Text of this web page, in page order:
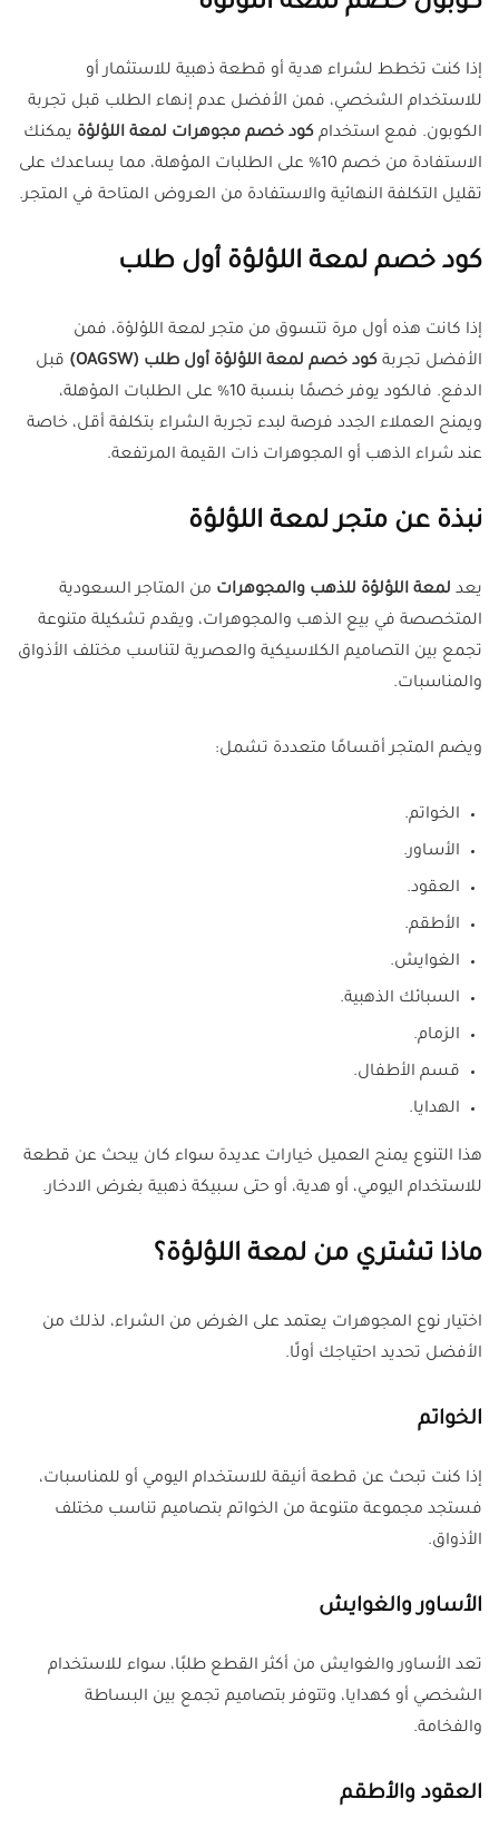
إذا كنت تخطط لشراء هدية أو قطعة ذهبية للاستثمار أو
للاستخدام الشخصي، فمن الأفضل عدم إنهاء الطلب قبل تجربة
الكوبون. فمع استخدام كود خصم مجوهرات لمعة اللؤلؤة يمكنك
الاستفادة من خصم 10% على الطلبات المؤهلة، مما يساعدك على
تقليل التكلفة النهائية والاستفادة من العروض المتاحة في المتجر.
كود خصم لمعة اللؤلؤة أول طلب
إذا كانت هذه أول مرة تتسوق من متجر لمعة اللؤلؤة، فمن
الأفضل تجربة كود خصم لمعة اللؤلؤة أول طلب (OAGSW)
قبل
الدفع. فالكود يوفر خصمًا بنسبة 10% على الطلبات المؤهلة،
ويمنح العملاء الجدد فرصة لبدء تجربة الشراء بتكلفة أقل، خاصة
عند شراء الذهب أو المجوهرات ذات القيمة المرتفعة.
نبذة عن متجر لمعة اللؤلؤة
يعد لمعة اللؤلؤة للذهب والمجوهرات من المتاجر السعودية
المتخصصة في بيع الذهب والمجوهرات، ويقدم تشكيلة متنوعة
تجمع بين التصاميم الكلاسيكية والعصرية لتناسب مختلف الأذواق
والمناسبات.
ويضم المتجر أقسامًا متعددة تشمل:
الخواتم.
الأساور.
العقود.
الأطقم.
الغوايش.
السبائك الذهبية.
الزمام.
قسم الأطفال.
الهدايا.
هذا التنوع يمنح العميل خيارات عديدة سواء كان يبحث عن قطعة
للاستخدام اليومي، أو هدية، أو حتى سبيكة ذهبية بغرض الادخار.
ماذا تشتري من لمعة اللؤلؤة؟
اختيار نوع المجوهرات يعتمد على الغرض من الشراء، لذلك من
الأفضل تحديد احتياجك أولًا.
الخواتم
إذا كنت تبحث عن قطعة أنيقة للاستخدام اليومي أو للمناسبات،
فستجد مجموعة متنوعة من الخواتم بتصاميم تناسب مختلف
الأذواق.
الأساور والغوايش
تعد الأساور والغوايش من أكثر القطع طلبًا، سواء للاستخدام
الشخصي أو كهدايا، وتتوفر بتصاميم تجمع بين البساطة
والفخامة.
العقود والأطقم